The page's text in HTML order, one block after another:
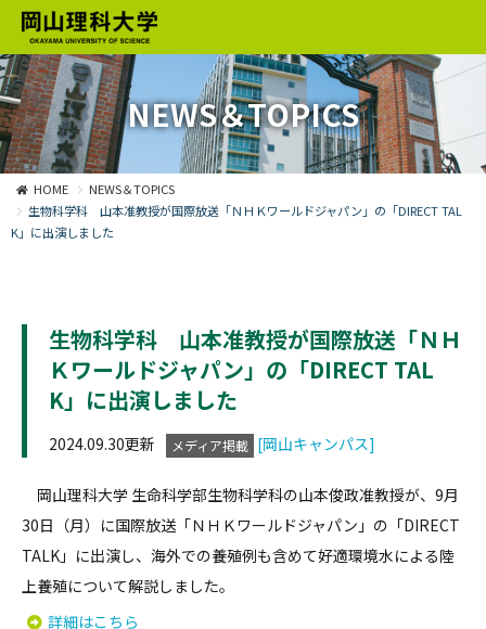
NEWS＆TOPICS
HOME
NEWS＆TOPICS
生物科学科 山本准教授が国際放送「ＮＨＫワールドジャパン」の「DIRECT TAL
K」に出演しました
生物科学科 山本准教授が国際放送「ＮＨ
Ｋワールドジャパン」の「DIRECT TAL
K」に出演しました
2024.09.30更新 メディア掲載 [岡山キャンパス]
岡山理科大学 生命科学部生物科学科の山本俊政准教授が、9月
30日（月）に国際放送「ＮＨＫワールドジャパン」の「DIRECT
TALK」に出演し、海外での養殖例も含めて好適環境水による陸
上養殖について解説しました。
詳細はこちら